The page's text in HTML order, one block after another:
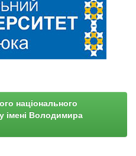
національного
імені Володимира